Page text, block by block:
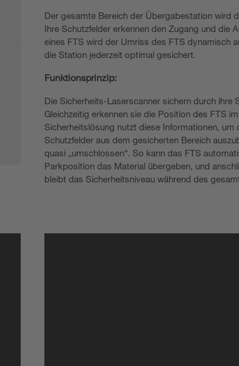
Der gesamte Bereich der Übergabestation wird
Ihre Schutzfelder erkennen den Zugang und die
eines FTS wird der Umriss des FTS dynamisch
die Station jederzeit optimal gesichert.
Funktionsprinzip:
Die Sicherheits-Laserscanner sichern durch ihre
Gleichzeitig erkennen sie die Position des FTS
Sicherheitslösung nutzt diese Informationen,
Schutzfelder aus dem gesicherten Bereich
quasi „umschlossen“. So kann das FTS
Parkposition das Material übergeben, und
bleibt das Sicherheitsniveau während des